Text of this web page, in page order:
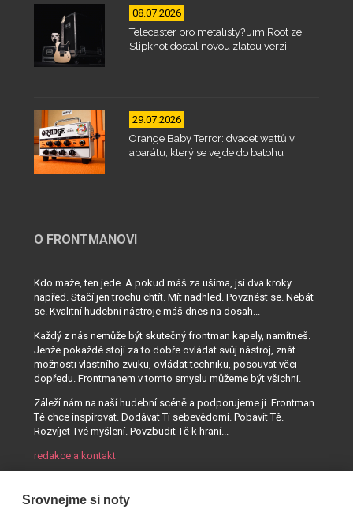
08.07.2026
Telecaster pro metalisty? Jim Root ze
Slipknot dostal novou zlatou verzi
29.07.2026
Orange Baby Terror: dvacet wattů v
aparátu, který se vejde do batohu
O FRONTMANOVI
Kdo maže, ten jede. A pokud máš za ušima, jsi dva kroky
napřed. Stačí jen trochu chtít. Mít nadhled. Povznést se. Nebát
se. Kvalitní hudební nástroje máš dnes na dosah...
Každý z nás nemůže být skutečný frontman kapely, namítneš.
Jenže pokaždé stojí za to dobře ovládat svůj nástroj, znát
možnosti vlastního zvuku, ovládat techniku, posouvat věci
dopředu. Frontmanem v tomto smyslu můžeme být všichni.
Záleží nám na naší hudební scéně a podporujeme ji. Frontman
Tě chce inspirovat. Dodávat Ti sebevědomí. Pobavit Tě.
Rozvíjet Tvé myšlení. Povzbudit Tě k hraní...
redakce a kontakt
Srovnejme si noty